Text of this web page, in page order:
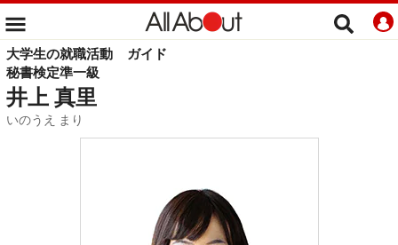
大学生の就職活動
ガイド
秘書検定準一級
井上 真里
いのうえ まり